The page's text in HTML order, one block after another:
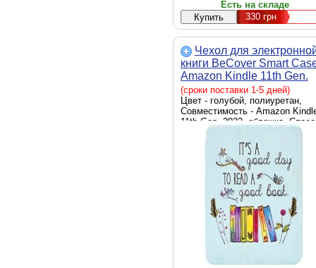
Есть на складе
330грн
Чехол для
книги BeCover Smart
Amazon Kindle 11th Gen.
2022 6" Good Book
(сроки поставки 1-5 дней)
Цвет - голубой, полиуретан,
Совместимость - Amazon
11th Gen. 2022, обложка,
крепления - обложка